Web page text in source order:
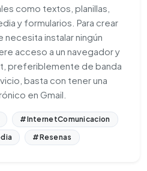
como textos, planillas,
y formularios. Para crear
instalar ningún
acceso a un navegador y
preferiblemente de banda
basta con tener una
en Gmail.
#InternetComunicacion
#Resenas